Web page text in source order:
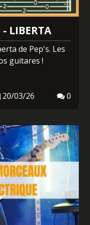
- LIBERTA
de Pep's. Les
guitares !
20/03/26 0